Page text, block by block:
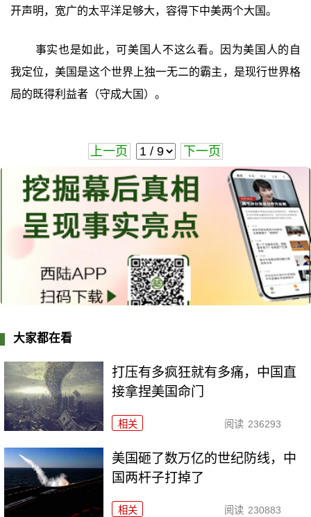
开声明，宽广的太平洋足够大，容得下中美两个大国。
事实也是如此，可美国人不这么看。因为美国人的自
我定位，美国是这个世界上独一无二的霸主，是现行世界格
局的既得利益者（守成大国）。
上一页 下一页
大家都在看
打压有多疯狂就有多痛，中国直
接拿捏美国命门
相关 阅读 236293
美国砸了数万亿的世纪防线，中
国两杆子打掉了
相关 阅读 230883